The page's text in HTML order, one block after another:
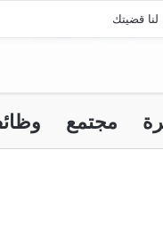
قضيتك
مجتمع